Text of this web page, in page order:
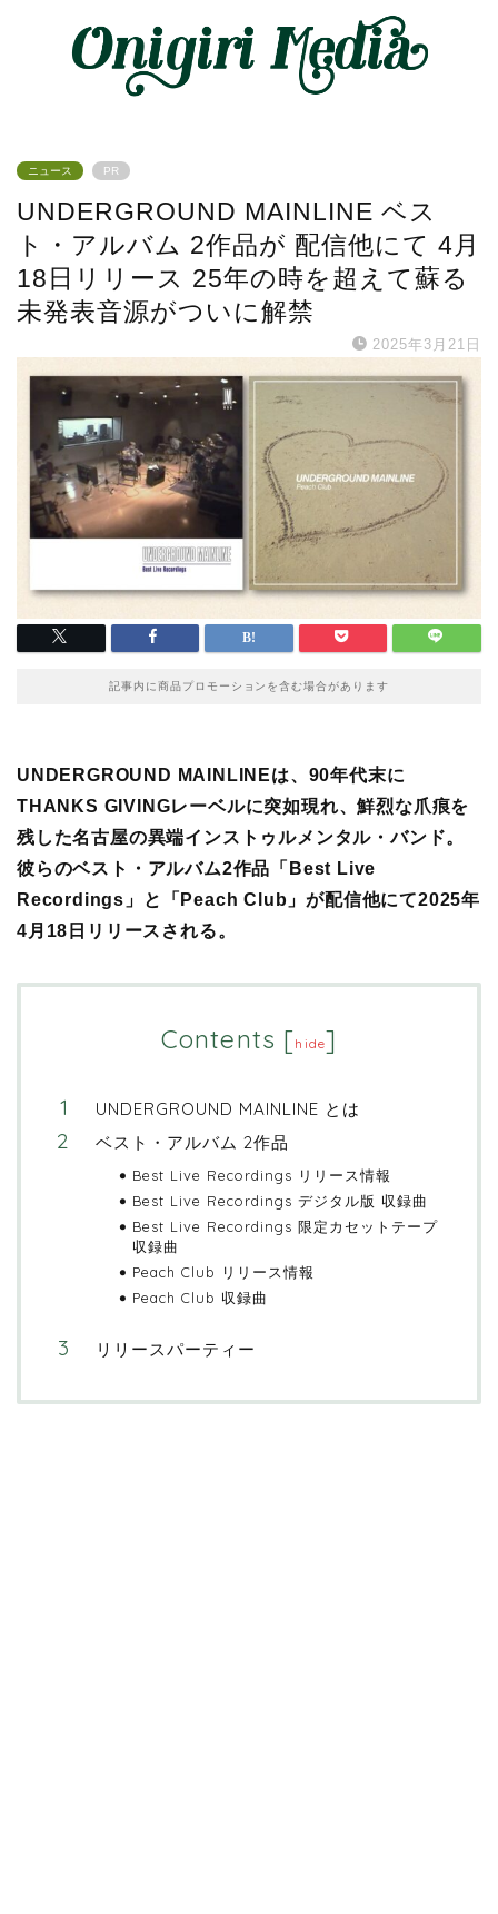
ニュース PR
UNDERGROUND MAINLINE ベス
ト・アルバム 2作品が 配信他にて 4月
18日リリース 25年の時を超えて蘇る
未発表音源がついに解禁
2025年3月21日
記事内に商品プロモーションを含む場合があります
UNDERGROUND MAINLINEは、90年代末に
THANKS GIVINGレーベルに突如現れ、鮮烈な爪痕を
残した名古屋の異端インストゥルメンタル・バンド。
彼らのベスト・アルバム2作品「Best Live
Recordings」と「Peach Club」が配信他にて2025年
4月18日リリースされる。
Contents [hide]
UNDERGROUND MAINLINE とは
ベスト・アルバム 2作品
Best Live Recordings リリース情報
Best Live Recordings デジタル版 収録曲
Best Live Recordings 限定カセットテープ
収録曲
Peach Club リリース情報
Peach Club 収録曲
リリースパーティー